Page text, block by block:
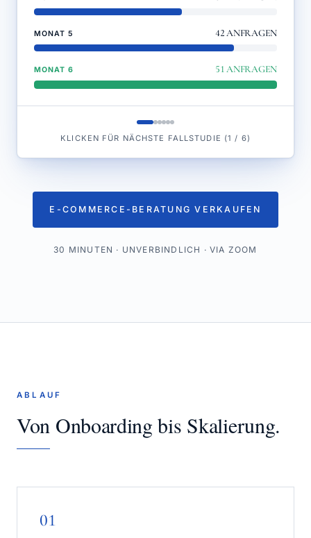
MONAT 5 42ANFRAGEN
MONAT 6 51ANFRAGEN
KLICKEN FÜR NÄCHSTE FALLSTUDIE (1 / 6)
E-COMMERCE-BERATUNG VERKAUFEN
30 MINUTEN · UNVERBINDLICH · VIA ZOOM
ABLAUF
Von Onboarding bis Skalierung.
01